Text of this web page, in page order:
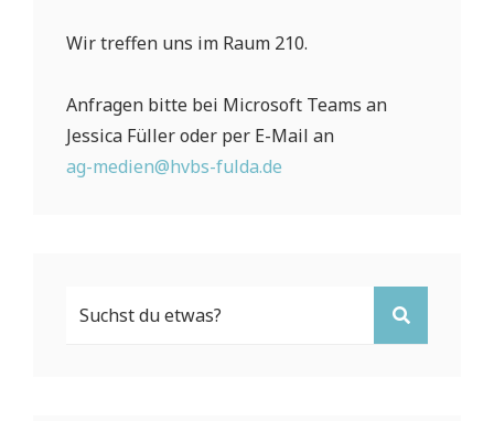
Wir treffen uns im Raum 210.
Anfragen bitte bei Microsoft Teams an
Jessica Füller oder per E-Mail an
ag-medien@hvbs-fulda.de
SEARCH